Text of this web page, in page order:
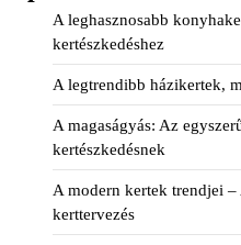
A leghasznosabb
kertészkedéshez
A legtrendibb házikertek,
A magaságyás: Az
kertészkedésnek
A modern kertek trendjei –
kerttervezés